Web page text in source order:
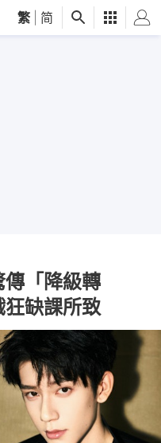
繁 简
傳「降級轉
缺課所致